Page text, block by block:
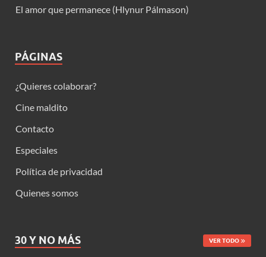
El amor que permanece (Hlynur Pálmason)
PÁGINAS
¿Quieres colaborar?
Cine maldito
Contacto
Especiales
Política de privacidad
Quienes somos
30 Y NO MÁS VER TODO